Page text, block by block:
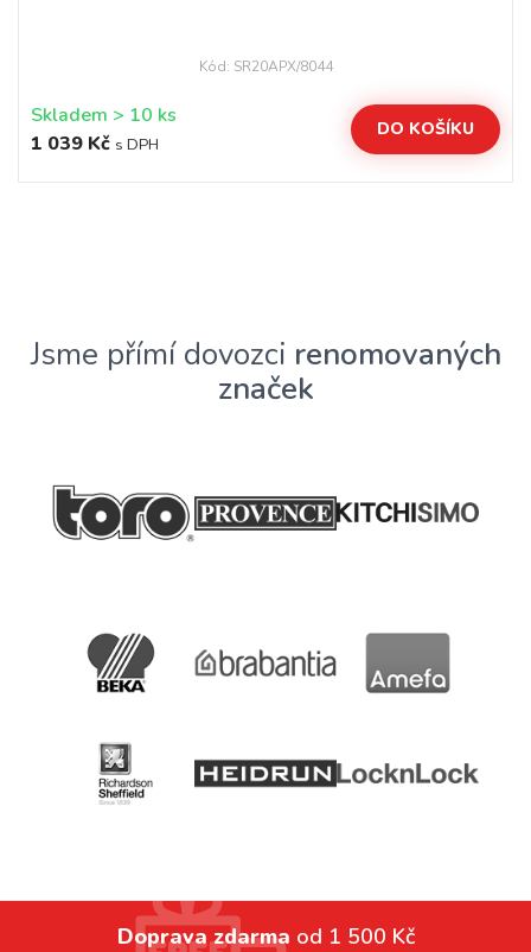
Kód: SR20APX/8044
Skladem > 10 ks
1 039 Kč s DPH
DO KOŠÍKU
Jsme přímí dovozci renomovaných
značek
Doprava zdarma od 1 500 Kč